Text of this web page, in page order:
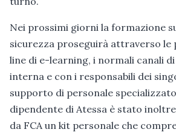
Nei prossimi giorni la formazione
sicurezza proseguirà attraverso
line di e-learning, i normali canali
interna e con i responsabili dei
supporto di personale
dipendente di Atessa è stato
da FCA un kit personale che